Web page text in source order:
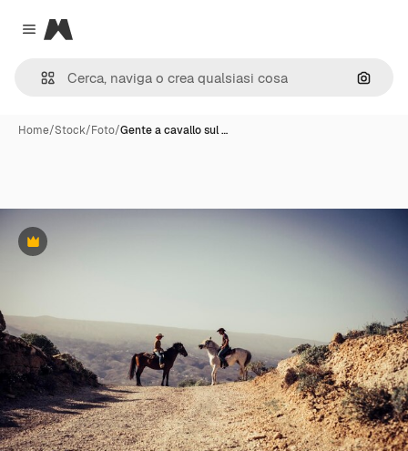
Close menu
Magnific
Cerca
Home/Stock/Foto/Gente a cavallo sul …
Premium